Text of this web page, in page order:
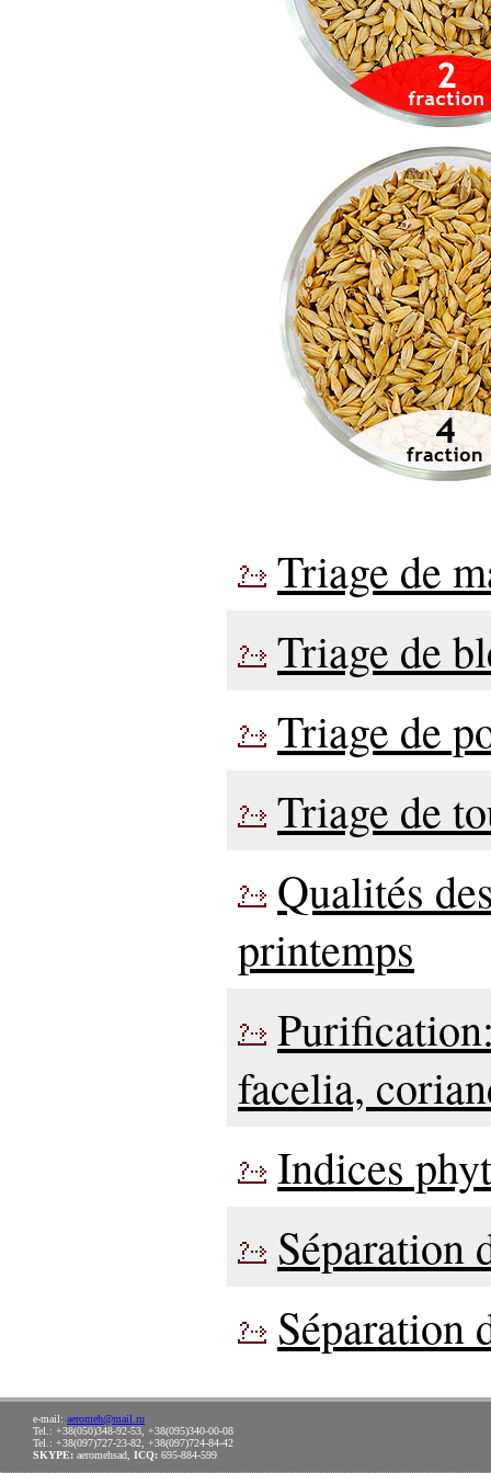
Triage de
Triage de
Triage de
Triage de
Qualités
printemps
facelia,
Indices
Séparation
Séparation
e-mail: aeromeh@mail.ru
Tel.: +38(050)348-92-53, +38(095)340-00-08
Tel.: +38(097)727-23-82, +38(097)724-84-42
SKYPE: aeromehsad, ICQ: 695-884-599